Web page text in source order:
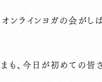
ラインヨガの会がしば
も、今日が初めての皆